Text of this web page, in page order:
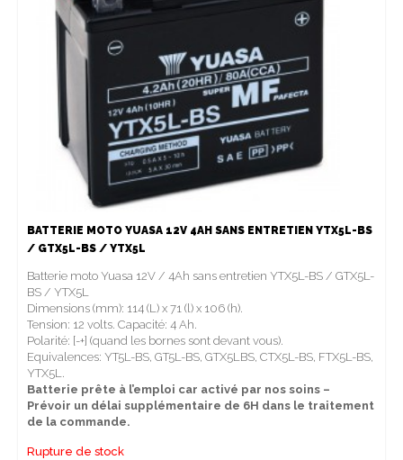
BATTERIE MOTO YUASA 12V 4AH SANS ENTRETIEN YTX5L-BS
/ GTX5L-BS / YTX5L
Batterie moto Yuasa 12V / 4Ah sans entretien YTX5L-BS / GTX5L-
BS / YTX5L
Dimensions (mm): 114 (L) x 71 (l) x 106 (h).
Tension: 12 volts. Capacité: 4 Ah.
Polarité: [-+] (quand les bornes sont devant vous).
Equivalences: YT5L-BS, GT5L-BS, GTX5LBS, CTX5L-BS, FTX5L-BS,
YTX5L.
Batterie prête à l’emploi car activé par nos soins –
Prévoir un délai supplémentaire de 6H dans le traitement
de la commande.
Rupture de stock